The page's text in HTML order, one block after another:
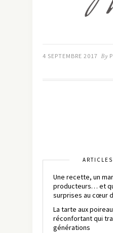
4 SEPTEMBRE 2017 By
Une recette, un
producteurs… et
surprises au cœur
La tarte aux
réconfortant qui
générations